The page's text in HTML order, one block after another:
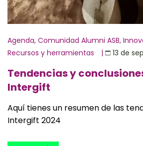
Agenda, Comunidad Alumni ASB,
Recursos y herramientas
| 13 de
Tendencias y
Intergift
Aquí tienes un resumen de las
Intergift 2024